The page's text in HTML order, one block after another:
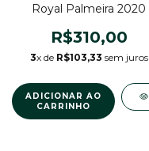
Royal Palmeira 2020
R$310,00
3x de R$103,33 sem juros